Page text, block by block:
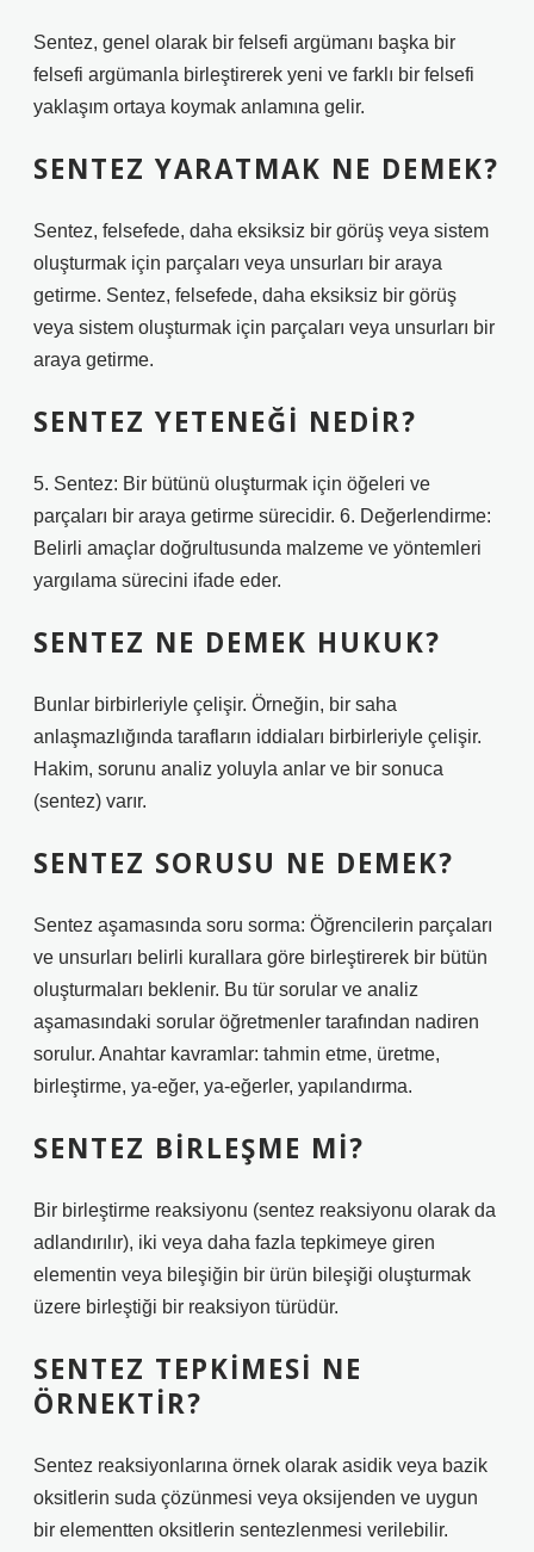
Sentez, genel olarak bir felsefi argümanı başka bir
felsefi argümanla birleştirerek yeni ve farklı bir felsefi
yaklaşım ortaya koymak anlamına gelir.
SENTEZ YARATMAK NE DEMEK?
Sentez, felsefede, daha eksiksiz bir görüş veya sistem
oluşturmak için parçaları veya unsurları bir araya
getirme. Sentez, felsefede, daha eksiksiz bir görüş
veya sistem oluşturmak için parçaları veya unsurları bir
araya getirme.
SENTEZ YETENEĞI NEDIR?
5. Sentez: Bir bütünü oluşturmak için öğeleri ve
parçaları bir araya getirme sürecidir. 6. Değerlendirme:
Belirli amaçlar doğrultusunda malzeme ve yöntemleri
yargılama sürecini ifade eder.
SENTEZ NE DEMEK HUKUK?
Bunlar birbirleriyle çelişir. Örneğin, bir saha
anlaşmazlığında tarafların iddiaları birbirleriyle çelişir.
Hakim, sorunu analiz yoluyla anlar ve bir sonuca
(sentez) varır.
SENTEZ SORUSU NE DEMEK?
Sentez aşamasında soru sorma: Öğrencilerin parçaları
ve unsurları belirli kurallara göre birleştirerek bir bütün
oluşturmaları beklenir. Bu tür sorular ve analiz
aşamasındaki sorular öğretmenler tarafından nadiren
sorulur. Anahtar kavramlar: tahmin etme, üretme,
birleştirme, ya-eğer, ya-eğerler, yapılandırma.
SENTEZ BIRLEŞME MI?
Bir birleştirme reaksiyonu (sentez reaksiyonu olarak da
adlandırılır), iki veya daha fazla tepkimeye giren
elementin veya bileşiğin bir ürün bileşiği oluşturmak
üzere birleştiği bir reaksiyon türüdür.
SENTEZ TEPKIMESI NE
ÖRNEKTIR?
Sentez reaksiyonlarına örnek olarak asidik veya bazik
oksitlerin suda çözünmesi veya oksijenden ve uygun
bir elementten oksitlerin sentezlenmesi verilebilir.